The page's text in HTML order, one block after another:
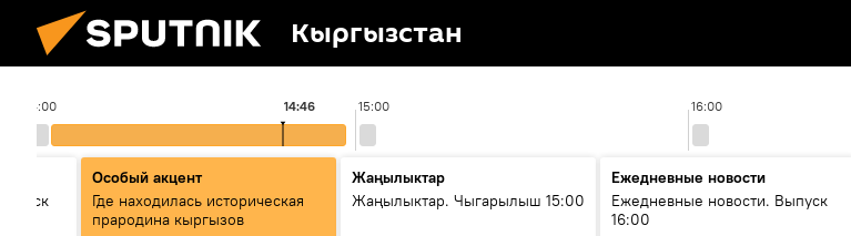
Кыргызстан
14:00 15:00 16:00
14:46
Особый акцент
Где находилась историческая
прародина кыргызов
Жаңылыктар
Жаңылыктар. Чыгарылыш 15:00
Ежедневные новости
Ежедневные новости. Выпуск
16:00